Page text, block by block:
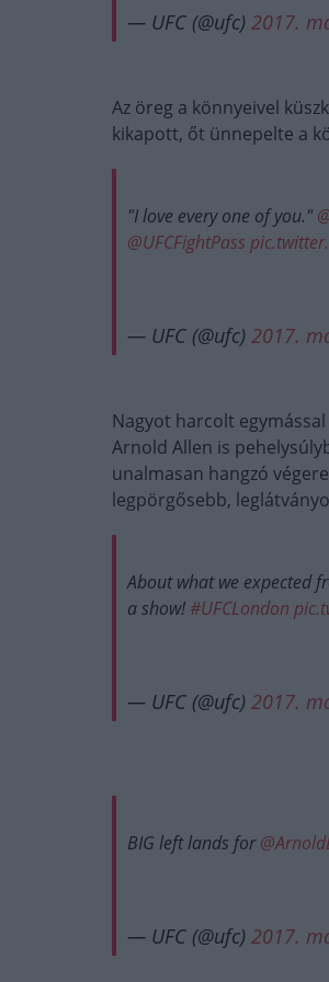
— UFC (@ufc) 2017.
Az öreg a könnyeivel
kikapott, őt ünnepelte a
"I love every one of you."
@UFCFightPass
— UFC (@ufc) 2017.
Nagyot harcolt
Arnold Allen is
unalmasan hangzó
legpörgősebb,
About what we expected
a show!#UFCLondon
— UFC (@ufc) 2017.
BIG left lands for
— UFC (@ufc) 2017.